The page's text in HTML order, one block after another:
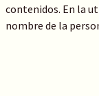
contenidos. En la
nombre de la